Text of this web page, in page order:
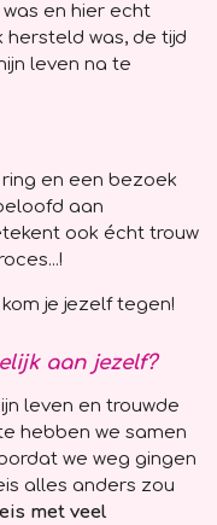
en hier echt
was, de tijd
leven na te
en een bezoek
aan
ook écht trouw
je jezelf tegen!
aan jezelf?
leven en trouwde
hebben we samen
we weg gingen
alles anders zou
met veel